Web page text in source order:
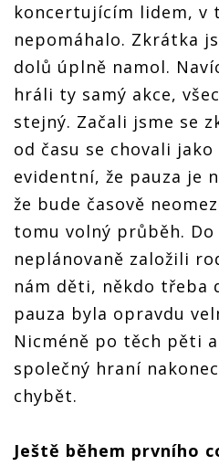
koncertujícím lidem, v
nepomáhalo. Zkrátka
dolů úplně namol.
hráli ty samý akce,
stejný. Začali jsme se
od času se chovali
evidentní, že pauza je
že bude časově
tomu volný průběh.
neplánovaně založili
nám děti, někdo třeba
pauza byla opravdu
Nicméně po těch pěti
společný hraní
chybět.
Ještě během prvního